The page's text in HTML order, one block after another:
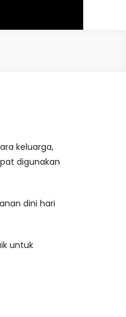
keluarga,
digunakan
dini hari
untuk